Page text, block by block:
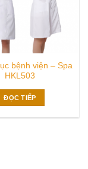
bệnh viện – Spa
HKL503
ĐỌC TIẾP